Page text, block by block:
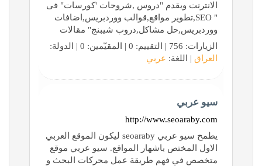
الانترنت ويقدم "دروس ,شروحات 'كورسات" فى
" SEO,تطوير مواقع,قوالب ووردبريس,اضافات
ووردبريس,حل مشاكل,دروب شيبنج" مقالات
الزيارات: 756 | التقييم: 0 | المقيّمين: 0 | الدولة:
العراق | اللغة: عربي
سيو عربي
http://www.seoaraby.com
يطمح سيو عربي seoaraby ليكون الموقع العربي
الاول المختص باشهار المواقع. سيو عربي موقع
متخصص في فهم طريقة عمل محركات البحث و